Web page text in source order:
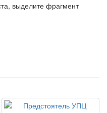
выделите фрагмент